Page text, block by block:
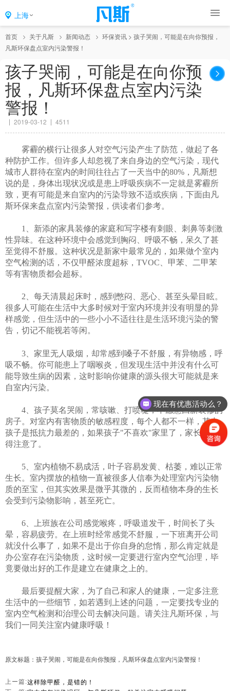
上海
首页 关于凡斯 新闻动态 环保资讯 > 孩子哭闹，可能是在向你预报，
凡斯环保盘点室内污染警报！
孩子哭闹，可能是在向你预
报，凡斯环保盘点室内污染
警报！
2019-03-12 4511
雾霾的横行让很多人对空气污染产生了防范，做起了各
种防护工作。但许多人却忽视了来自身边的空气污染，现代
城市人群待在室内的时间往往占了一天当中的80%，凡斯想
说的是，身体出现状况或是患上呼吸疾病不一定就是雾霾所
致，更有可能是来自室内的污染导致不适或疾病，下面由凡
斯环保来盘点室内污染警报，供读者们参考。
1、新添的家具装修的家庭和写字楼有刺眼、刺鼻等刺激
性异味。在这种环境中会感觉到胸闷、呼吸不畅，呆久了甚
至觉得不舒服。这种状况是新家中最常见的，如果做个室内
空气检测的话，不仅甲醛浓度超标，TVOC、甲苯、二甲苯
等有害物质都会超标。
2、每天清晨起床时，感到憋闷、恶心、甚至头晕目眩。
很多人可能在生活中大多时候对于室内环境并没有明显的异
样感觉，但生活中的一些小小不适往往是生活环境污染的警
告，切记不能视若等闲。
3、家里无人吸烟，却常感到嗓子不舒服，有异物感，呼
吸不畅。你可能患上了咽喉炎，但发现生活中并没有什么可
能导致生病的因素，这时影响你健康的源头很大可能就是来
自室内污染。
4、孩子莫名哭闹，常咳嗽、打喷嚏，不愿意回新装修的
房子。对室内有害物质的敏感程度，每个人都不一样，其中
孩子是抵抗力最差的，如果孩子"不喜欢"家里了，家长们就
得注意了。
5、室内植物不易成活，叶子容易发黄、枯萎，难以正常
生长。室内摆放的植物一直被很多人信奉为处理室内污染物
质的至宝，但其实效果是微乎其微的，反而植物本身的生长
会受到污染物影响，甚至死亡。
6、上班族在公司感觉喉疼，呼吸道发干，时间长了头
晕，容易疲劳。在上班时经常感觉不舒服，一下班离开公司
就没什么事了，如果不是出于你自身的怠惰，那么肯定就是
办公室存在污染物质，这时候一定要进行室内空气治理，毕
竟要做出好的工作是建立在健康之上的。
最后要提醒大家，为了自己和家人的健康，一定多注意
生活中的一些细节，如若遇到上述的问题，一定要找专业的
室内空气检测和治理公司去解决问题。请关注凡斯环保，与
我们一同关注室内健康呼吸！
原文标题：孩子哭闹，可能是在向你预报，凡斯环保盘点室内污染警报！
上ー篇:这样除甲醛，是错的！
现在有优惠活动么？